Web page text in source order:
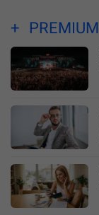
PREMIUM